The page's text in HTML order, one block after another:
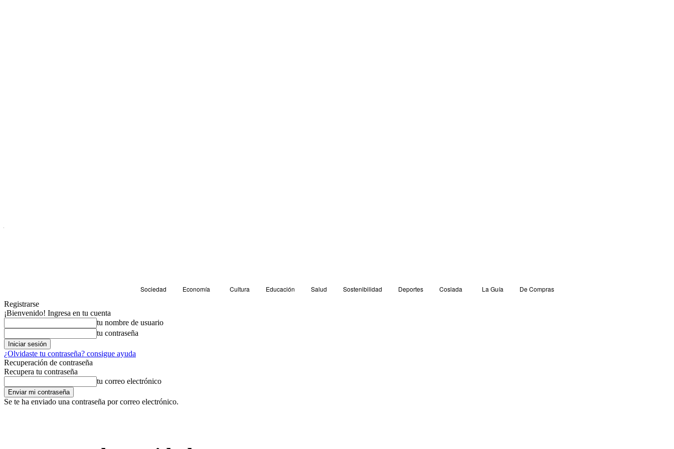
Sociedad Economía Cultura Educación Salud Sostenibilidad Deportes Coslada La Guía
De Compras
Registrarse
¡Bienvenido! Ingresa en tu cuenta
tu nombre de usuario
tu contraseña
¿Olvidaste tu contraseña? consigue ayuda
Recuperación de contraseña
Recupera tu contraseña
tu correo electrónico
Se te ha enviado una contraseña por correo electrónico.